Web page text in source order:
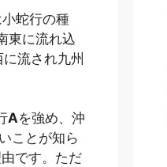
蛇行の種
東に流れ込
に流され九州
Aを強め、沖
ことが知ら
です。ただ